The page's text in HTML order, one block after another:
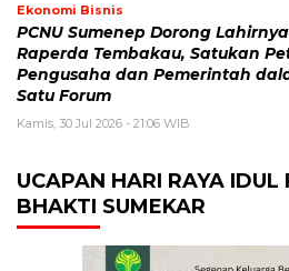
Ekonomi Bisnis
PCNU Sumenep Dorong Lahirnya
Raperda Tembakau, Satukan
Pengusaha dan Pemerintah
Satu Forum
Kamis, 30 Jul 2026 - 21:06 WIB
UCAPAN HARI RAYA IDUL
BHAKTI SUMEKAR